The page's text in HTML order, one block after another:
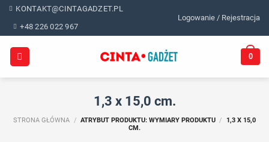
Skip
content
KONTAKT@CINTAGADZET.PL
+48 226 022 967
Logowanie / Rejestracja
0
1,3 x 15,0 cm.
STRONA GŁÓWNA / ATRYBUT PRODUKTU: WYMIARY PRODUKTU /
1,3 X 15,0
CM.